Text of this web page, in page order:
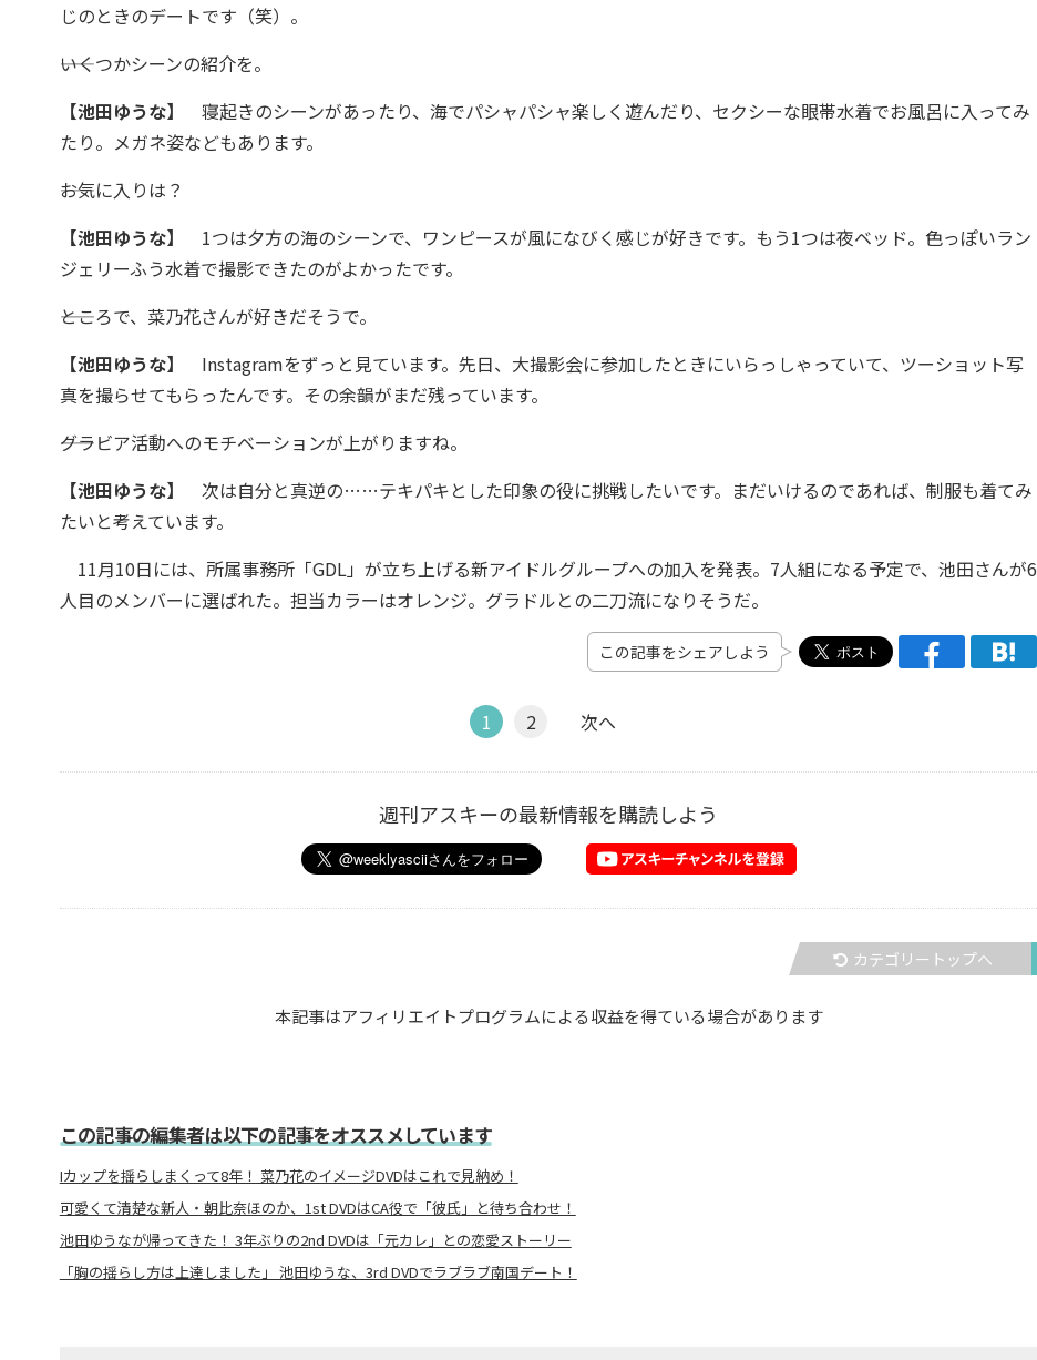
じのときのデートです（笑）。
――いくつかシーンの紹介を。
【池田ゆうな】
寝起きのシーンがあったり、海でパシャパシャ楽しく遊んだり、セクシーな眼帯水着でお風呂に入ってみ
たり。メガネ姿などもあります。
――お気に入りは？
【池田ゆうな】
1つは夕方の海のシーンで、ワンピースが風になびく感じが好きです。もう1つは夜ベッド。色っぽいラン
ジェリーふう水着で撮影できたのがよかったです。
――ところで、菜乃花さんが好きだそうで。
【池田ゆうな】
Instagramをずっと見ています。先日、大撮影会に参加したときにいらっしゃっていて、ツーショット写
真を撮らせてもらったんです。その余韻がまだ残っています。
――グラビア活動へのモチベーションが上がりますね。
【池田ゆうな】
次は自分と真逆の……テキパキとした印象の役に挑戦したいです。まだいけるのであれば、制服も着てみ
たいと考えています。
11月10日には、所属事務所「GDL」が立ち上げる新アイドルグループへの加入を発表。7人組になる予定で、池田さんが6
人目のメンバーに選ばれた。担当カラーはオレンジ。グラドルとの二刀流になりそうだ。
この記事をシェアしよう
1 2 次へ
週刊アスキーの最新情報を購読しよう
カテゴリートップへ
本記事はアフィリエイトプログラムによる収益を得ている場合があります
この記事の編集者は以下の記事をオススメしています
Iカップを揺らしまくって8年！ 菜乃花のイメージDVDはこれで見納め！
可愛くて清楚な新人・朝比奈ほのか、1st DVDはCA役で「彼氏」と待ち合わせ！
池田ゆうなが帰ってきた！ 3年ぶりの2nd DVDは「元カレ」との恋愛ストーリー
「胸の揺らし方は上達しました」 池田ゆうな、3rd DVDでラブラブ南国デート！